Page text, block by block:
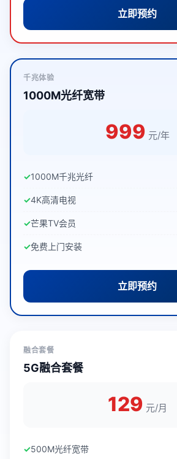
立即预约
千兆体验
1000M光纤宽带
999 元/年
1000M千兆光纤
4K高清电视
芒果TV会员
免费上门安装
立即预约
融合套餐
5G融合套餐
129 元/月
500M光纤宽带